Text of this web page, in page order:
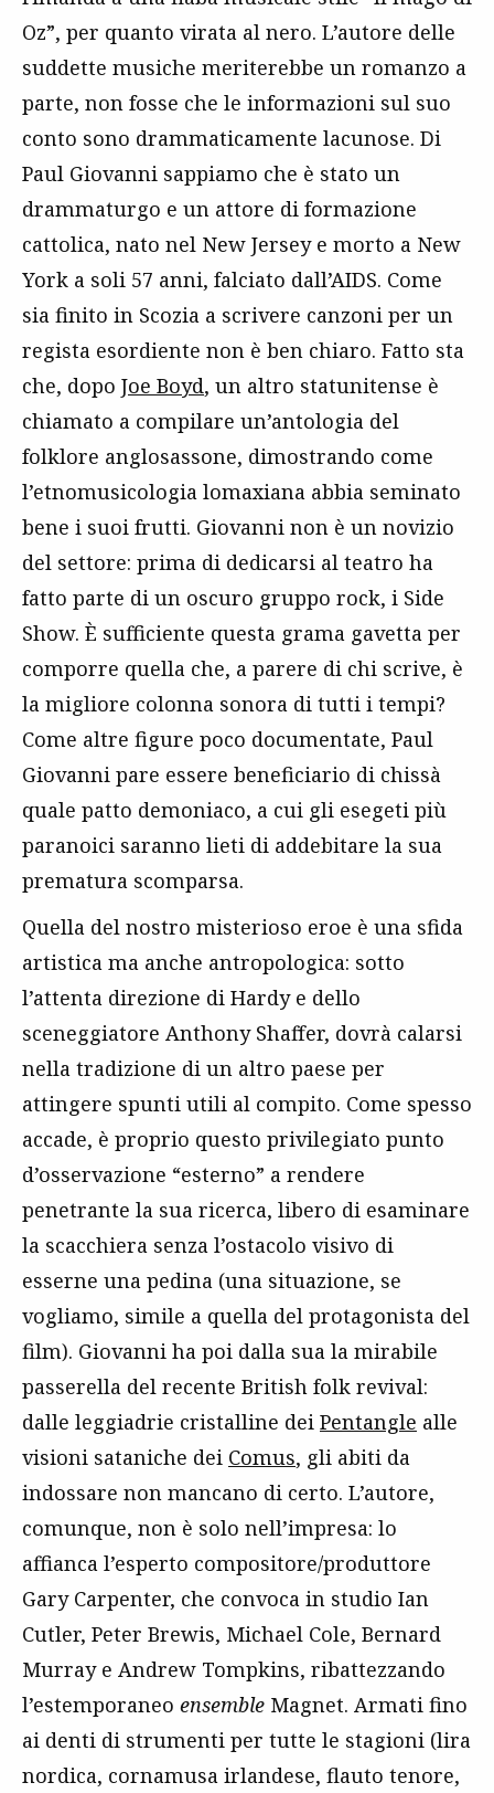
Oz”, per quanto virata al nero. L’autore delle
suddette musiche meriterebbe un romanzo a
parte, non fosse che le informazioni sul suo
conto sono drammaticamente lacunose. Di
Paul Giovanni sappiamo che è stato un
drammaturgo e un attore di formazione
cattolica, nato nel New Jersey e morto a New
York a soli 57 anni, falciato dall’AIDS. Come
sia finito in Scozia a scrivere canzoni per un
regista esordiente non è ben chiaro. Fatto sta
che, dopo Joe Boyd, un altro statunitense è
chiamato a compilare un’antologia del
folklore anglosassone, dimostrando come
l’etnomusicologia lomaxiana abbia seminato
bene i suoi frutti. Giovanni non è un novizio
del settore: prima di dedicarsi al teatro ha
fatto parte di un oscuro gruppo rock, i Side
Show. È sufficiente questa grama gavetta per
comporre quella che, a parere di chi scrive, è
la migliore colonna sonora di tutti i tempi?
Come altre figure poco documentate, Paul
Giovanni pare essere beneficiario di chissà
quale patto demoniaco, a cui gli esegeti più
paranoici saranno lieti di addebitare la sua
prematura scomparsa.
Quella del nostro misterioso eroe è una sfida
artistica ma anche antropologica: sotto
l’attenta direzione di Hardy e dello
sceneggiatore Anthony Shaffer, dovrà calarsi
nella tradizione di un altro paese per
attingere spunti utili al compito. Come spesso
accade, è proprio questo privilegiato punto
d’osservazione “esterno” a rendere
penetrante la sua ricerca, libero di esaminare
la scacchiera senza l’ostacolo visivo di
esserne una pedina (una situazione, se
vogliamo, simile a quella del protagonista del
film). Giovanni ha poi dalla sua la mirabile
passerella del recente British folk revival:
dalle leggiadrie cristalline dei Pentangle alle
visioni sataniche dei Comus, gli abiti da
indossare non mancano di certo. L’autore,
comunque, non è solo nell’impresa: lo
affianca l’esperto compositore/produttore
Gary Carpenter, che convoca in studio Ian
Cutler, Peter Brewis, Michael Cole, Bernard
Murray e Andrew Tompkins, ribattezzando
l’estemporaneo ensemble Magnet. Armati fino
ai denti di strumenti per tutte le stagioni (lira
nordica, cornamusa irlandese, flauto tenore,